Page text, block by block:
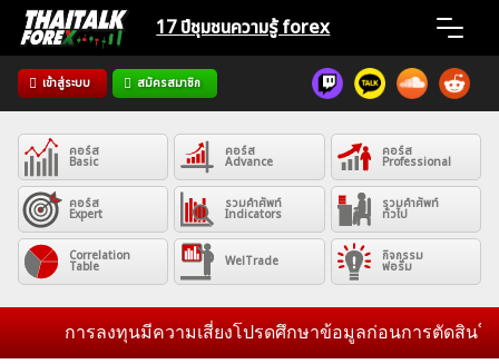
Skip
content
17 ปีชุมชนความรู้ forex
เข้าสู่ระบบ สมัครสมาชิก
Home
News
Articles
VPS Register
คอร์ส
Basic
คอร์ส
Advance
คอร์ส
Professional
คอร์ส
Expert
รวมคำศัพท์
Indicators
รวมคำศัพท์
ทั่วไป
Correlation
Table WelTrade กิจกรรม
ฟอรั่ม
การลงทุนมีความเสี่ยงโปรดศึกษาข้อมูลก่อนการตัดสินใจลง